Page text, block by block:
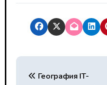
Н
География IT-